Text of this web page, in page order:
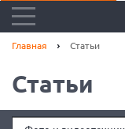
Главная Статьи
Статьи